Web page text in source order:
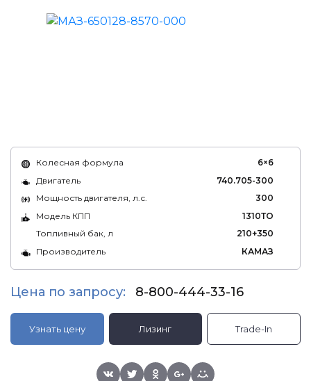
Колесная формула
6×6
Двигатель
740.705-300
Мощность двигателя, л.с.
300
Модель КПП
1310ТО
Топливный бак, л
210+350
Производитель
КАМАЗ
Цена по запросу: 8-800-444-33-16
Узнать цену Лизинг Trade-In